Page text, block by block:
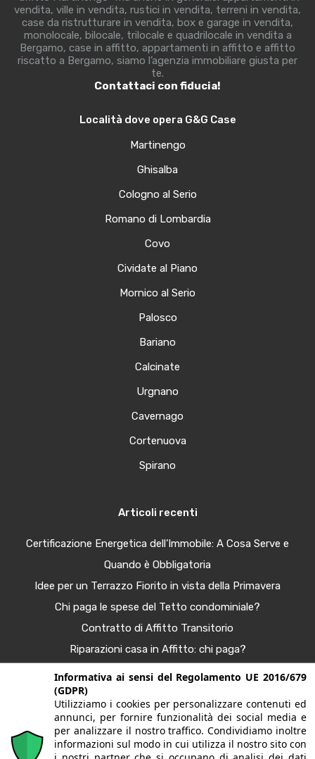
vendita, ville in vendita, rustici in vendita, terreni in vendita,
case da ristrutturare in vendita, box e garage in vendita,
monolocale, bilocale, trilocale e quadrilocale in vendita a
Bergamo, case in affitto, appartamenti in affitto e affitto
riscatto a Bergamo, siamo l’agenzia immobiliare giusta per
te.
Contattaci con fiducia!
Località dove opera G&G Case
Martinengo
Ghisalba
Cologno al Serio
Romano di Lombardia
Covo
Cividate al Piano
Mornico al Serio
Palosco
Bariano
Calcinate
Urgnano
Cavernago
Cortenuova
Spirano
Articoli recenti
Certificazione Energetica dell’Immobile: A Cosa Serve e
Quando è Obbligatoria
Idee per un Terrazzo Fiorito in vista della Primavera
Chi paga le spese del Tetto condominiale?
Contratto di Affitto Transitorio
Riparazioni casa in Affitto: chi paga?
Procura Immobiliare – Guida completa
Tendenze Arredo e Nuance per la Casa Autunno 2025
Bonus Casa al 50%: Agevolazioni in Scadenza
Informativa ai sensi del Regolamento UE 2016/679
(GDPR)
Utilizziamo i cookies per personalizzare contenuti ed
annunci, per fornire funzionalità dei social media e
per analizzare il nostro traffico. Condividiamo inoltre
informazioni sul modo in cui utilizza il nostro sito con